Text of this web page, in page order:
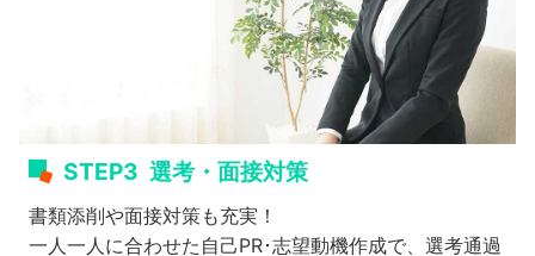
STEP3 選考・面接対策
書類添削や面接対策も充実！
一人一人に合わせた自己PR･志望動機作成で、選考通過